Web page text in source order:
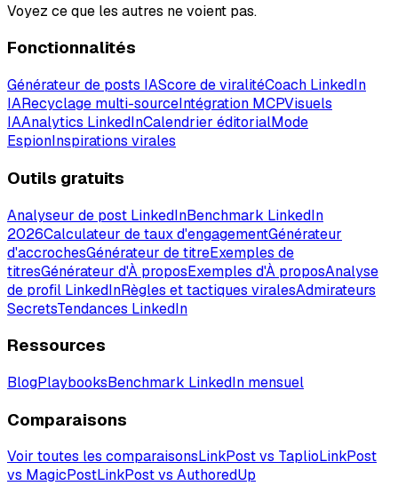
Voyez ce que les autres ne voient pas.
Fonctionnalités
Générateur de posts IAScore de viralitéCoach LinkedIn
IARecyclage multi-sourceIntégration MCPVisuels
IAAnalytics LinkedInCalendrier éditorialMode
EspionInspirations virales
Outils gratuits
Analyseur de post LinkedInBenchmark LinkedIn
2026Calculateur de taux d'engagementGénérateur
d'accrochesGénérateur de titreExemples de
titresGénérateur d'À proposExemples d'À proposAnalyse
de profil LinkedInRègles et tactiques viralesAdmirateurs
SecretsTendances LinkedIn
Ressources
BlogPlaybooksBenchmark LinkedIn mensuel
Comparaisons
Voir toutes les comparaisonsLinkPost vs TaplioLinkPost
vs MagicPostLinkPost vs AuthoredUp